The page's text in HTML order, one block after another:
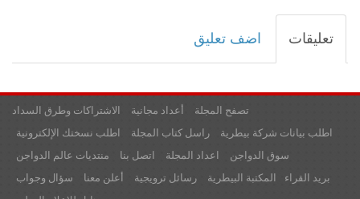
تعليقات اضف تعليق
الاشتراكات وطرق السداد أعداد مجانية
تصفح المجلة
اطلب نسختك الإلكترونية
راسل كتاب المجلة
اطلب بيانات شركة بيطرية
منتديات عالم الدواجن
اتصل بنا اعداد المجلة
سوق الدواجن
سؤال وجواب
أعلن معنا رسائل ترويجية المكتبة البيطرية
بريد القراء